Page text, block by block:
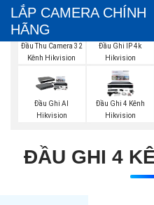
LẮP CAMERA CHÍNH
HÃNG
Đầu Thu Camera 32
Kênh Hikvision
Đầu Ghi IP 4k
Hikvision
Đầu Ghi AI
Hikvision
Đầu Ghi 4 Kênh
Hikvision
ĐẦU GHI 4